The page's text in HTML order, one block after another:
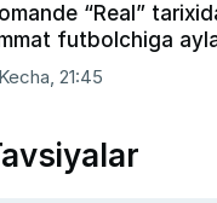
“Real”
futbolchiga
Kecha, 21:45